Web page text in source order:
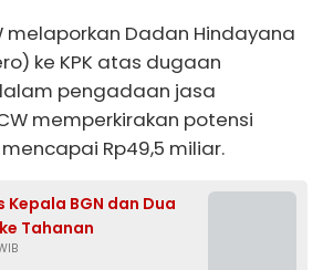
melaporkan Dadan Hindayana
ke KPK atas dugaan
pengadaan jasa
memperkirakan potensi
Rp49,5 miliar.
Kepala BGN dan Dua
Tahanan